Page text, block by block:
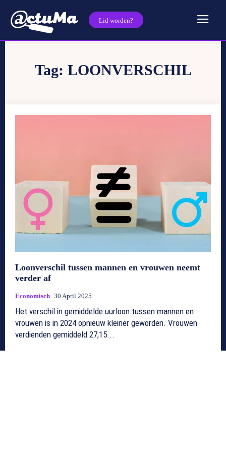
Lid worden?
Tag: LOONVERSCHIL
Loonverschil tussen mannen en vrouwen neemt
verder af
Economisch 30 April 2025
Het verschil in gemiddelde uurloon tussen mannen en
vrouwen is in 2024 opnieuw kleiner geworden. Vrouwen
verdienden gemiddeld 27,15...